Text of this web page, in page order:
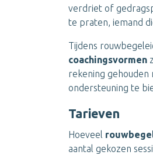
verdriet of
te praten, iemand
Tijdens
coachingsvormen
rekening
ondersteuning te
Tarieven
Hoeveel
aantal gekozen